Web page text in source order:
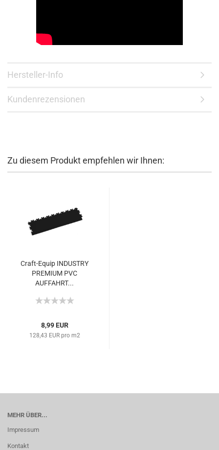
Hersteller-Info
Kundenrezensionen
Zu diesem Produkt empfehlen wir Ihnen:
Craft-Equip INDUSTRY
PREMIUM PVC
AUFFAHRT...
8,99 EUR
128,43 EUR pro m2
MEHR ÜBER...
Impressum
Kontakt